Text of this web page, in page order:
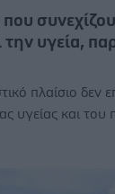
που
υγεία,
πλαίσιο δεν
υγείας και του